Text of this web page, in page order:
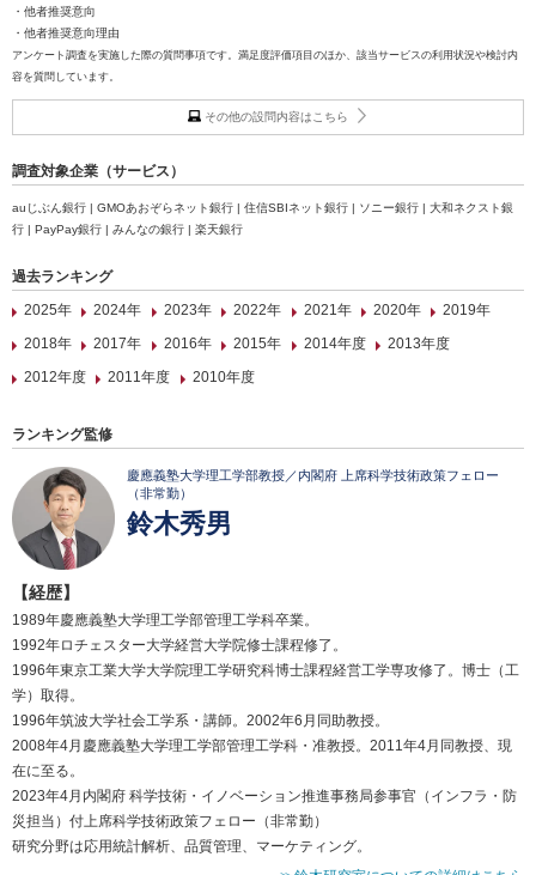
・他者推奨意向
・他者推奨意向理由
アンケート調査を実施した際の質問事項です。満足度評価項目のほか、該当サービスの利用状況や検討内
容を質問しています。
その他の設問内容はこちら
調査対象企業（サービス）
auじぶん銀行 | GMOあおぞらネット銀行 | 住信SBIネット銀行 | ソニー銀行 | 大和ネクスト銀
行 | PayPay銀行 | みんなの銀行 | 楽天銀行
過去ランキング
2025年
2024年 2023年 2022年 2021年 2020年
2019年
2018年
2017年 2016年 2015年 2014年度
2013年度
2012年度
2011年度 2010年度
ランキング監修
慶應義塾大学理工学部教授／内閣府 上席科学技術政策フェロー
（非常勤）
鈴木秀男
【経歴】
1989年慶應義塾大学理工学部管理工学科卒業。
1992年ロチェスター大学経営大学院修士課程修了。
1996年東京工業大学大学院理工学研究科博士課程経営工学専攻修了。博士（工
学）取得。
1996年筑波大学社会工学系・講師。2002年6月同助教授。
2008年4月慶應義塾大学理工学部管理工学科・准教授。2011年4月同教授、現
在に至る。
2023年4月内閣府 科学技術・イノベーション推進事務局参事官（インフラ・防
災担当）付上席科学技術政策フェロー（非常勤）
研究分野は応用統計解析、品質管理、マーケティング。